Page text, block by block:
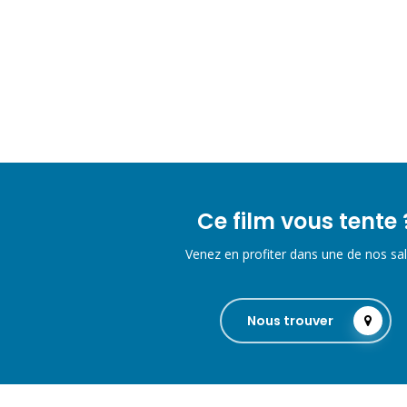
Ce film vous tente
Venez en profiter dans une de nos
Nous trouver